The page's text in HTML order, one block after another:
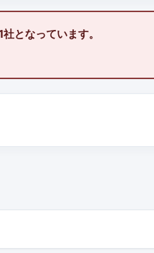
となっています。